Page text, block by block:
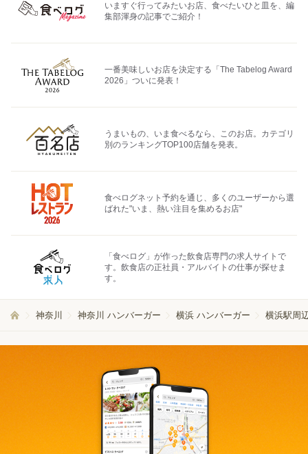
いますぐ行ってみたいお店、食べたいひと皿を、編
集部渾身の記事でご紹介！
一番美味しいお店を決定する「The Tabelog Award
2026」ついに発表！
うまいもの、いま食べるなら、このお店。カテゴリ
別のランキングTOP100店舗を発表。
食べログネット予約を通じ、多くのユーザーから選
ばれた"いま、熱い注目を集めるお店"
「食べログ」が作った飲食店専門の求人サイトで
す。飲食店の正社員・アルバイトの仕事が探せま
す。
神奈川 神奈川 ハンバーガー 横浜 ハンバーガー 横浜駅周